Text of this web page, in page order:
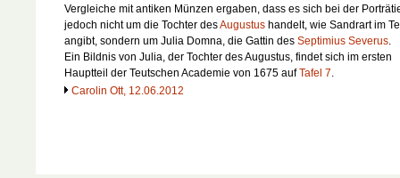
Vergleiche mit antiken Münzen ergaben, dass es sich bei der
jedoch nicht um die Tochter desAugustus handelt, wie Sandrart im
angibt, sondern um Julia Domna, die Gattin des Septimius Severus.
Ein Bildnis von Julia, der Tochter des Augustus, findet sich im ersten
Hauptteil der Teutschen Academie von 1675 aufTafel 7.
Carolin Ott, 12.06.2012